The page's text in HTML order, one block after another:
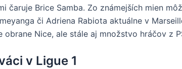
čaruje Brice Samba. Zo známejších mien
či Adriena Rabiota aktuálne v
obrane Nice, ale stále aj množstvo hráčov z
v Ligue 1